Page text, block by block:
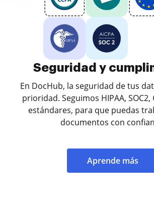
Seguridad y
En DocHub, la seguridad de tus
prioridad. Seguimos HIPAA, SOC2,
estándares, para que puedas
documentos con
Aprende más